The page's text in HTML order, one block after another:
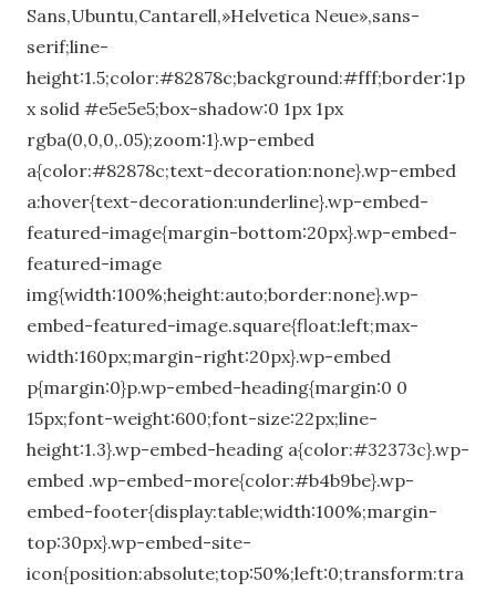
Sans,Ubuntu,Cantarell,»Helvetica Neue»,sans-
serif;line-
height:1.5;color:#82878c;background:#fff;border:1p
x solid #e5e5e5;box-shadow:0 1px 1px
rgba(0,0,0,.05);zoom:1}.wp-embed
a{color:#82878c;text-decoration:none}.wp-embed
a:hover{text-decoration:underline}.wp-embed-
featured-image{margin-bottom:20px}.wp-embed-
featured-image
img{width:100%;height:auto;border:none}.wp-
embed-featured-image.square{float:left;max-
width:160px;margin-right:20px}.wp-embed
p{margin:0}p.wp-embed-heading{margin:0 0
15px;font-weight:600;font-size:22px;line-
height:1.3}.wp-embed-heading a{color:#32373c}.wp-
embed .wp-embed-more{color:#b4b9be}.wp-
embed-footer{display:table;width:100%;margin-
top:30px}.wp-embed-site-
icon{position:absolute;top:50%;left:0;transform:tra